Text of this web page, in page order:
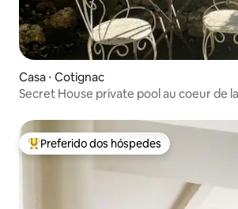
Casa ⋅ Cotignac
Secret House private pool au coeur de
Entre os melhores preferidos dos
Preferido dos hóspedes